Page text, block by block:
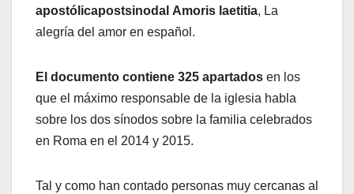
apostólicapostsinodal Amoris laetitia, La
alegría del amor en español.
El documento contiene 325 apartados en los
que el máximo responsable de la iglesia habla
sobre los dos sínodos sobre la familia celebrados
en Roma en el 2014 y 2015.
Tal y como han contado personas muy cercanas al